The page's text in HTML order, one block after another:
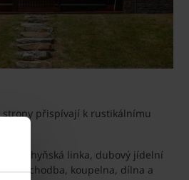
stropy přispívají k rustikálnímu
kuchyňská linka, dubový jídelní
chodba, koupelna, dílna a